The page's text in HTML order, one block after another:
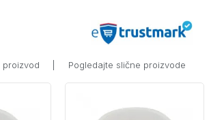
proizvod Pogledajte slične proizvode